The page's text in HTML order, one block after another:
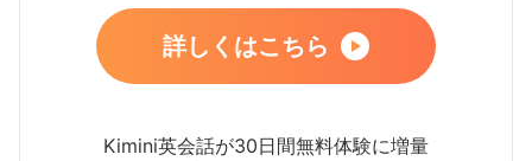
詳しくはこちら
Kimini英会話が30日間無料体験に増量